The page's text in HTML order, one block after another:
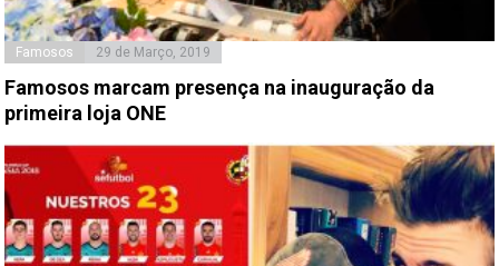
Famosos 29 de Março, 2019
Famosos marcam presença na inauguração da
primeira loja ONE